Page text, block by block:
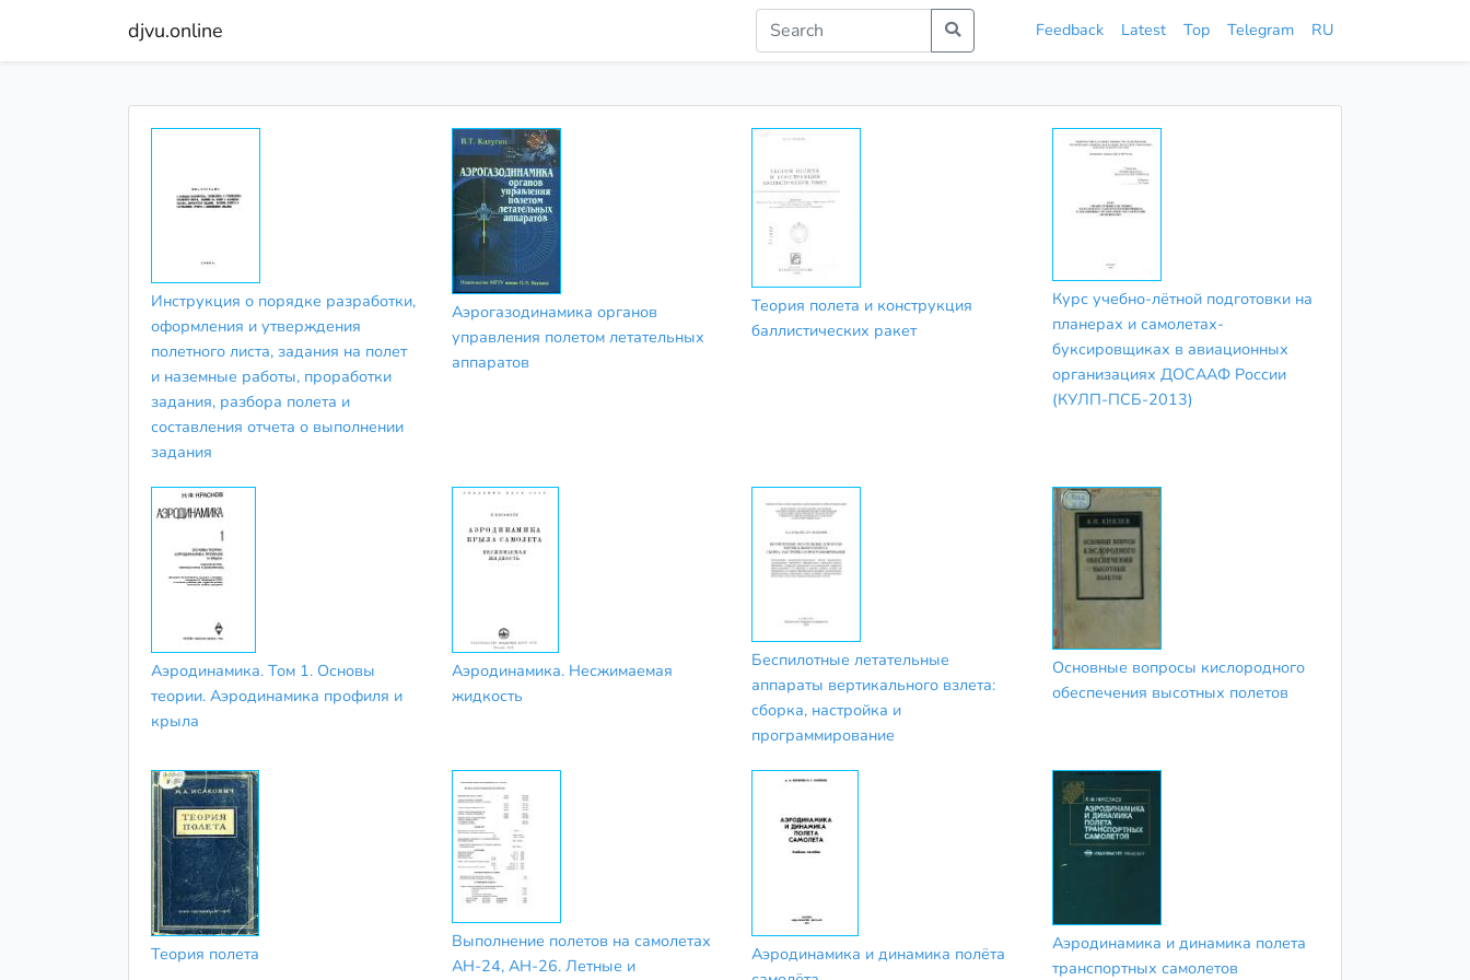
djvu.online Feedback Latest Top Telegram RU
Инструкция о порядке разработки,
оформления и утверждения
полетного листа, задания на полет
и наземные работы, проработки
задания, разбора полета и
составления отчета о выполнении
задания
Аэрогазодинамика органов
управления полетом летательных
аппаратов
Теория полета и конструкция
баллистических ракет
Курс учебно-лётной подготовки на
планерах и самолетах-
буксировщиках в авиационных
организациях ДОСААФ России
(КУЛП-ПСБ-2013)
Аэродинамика. Том 1. Основы
теории. Аэродинамика профиля и
крыла
Аэродинамика. Несжимаемая
жидкость
Беспилотные летательные
аппараты вертикального взлета:
сборка, настройка и
программирование
Основные вопросы кислородного
обеспечения высотных полетов
Теория полета
Выполнение полетов на самолетах
АН-24, АН-26. Летные и
Аэродинамика и динамика полёта
Аэродинамика и динамика полета
транспортных самолетов